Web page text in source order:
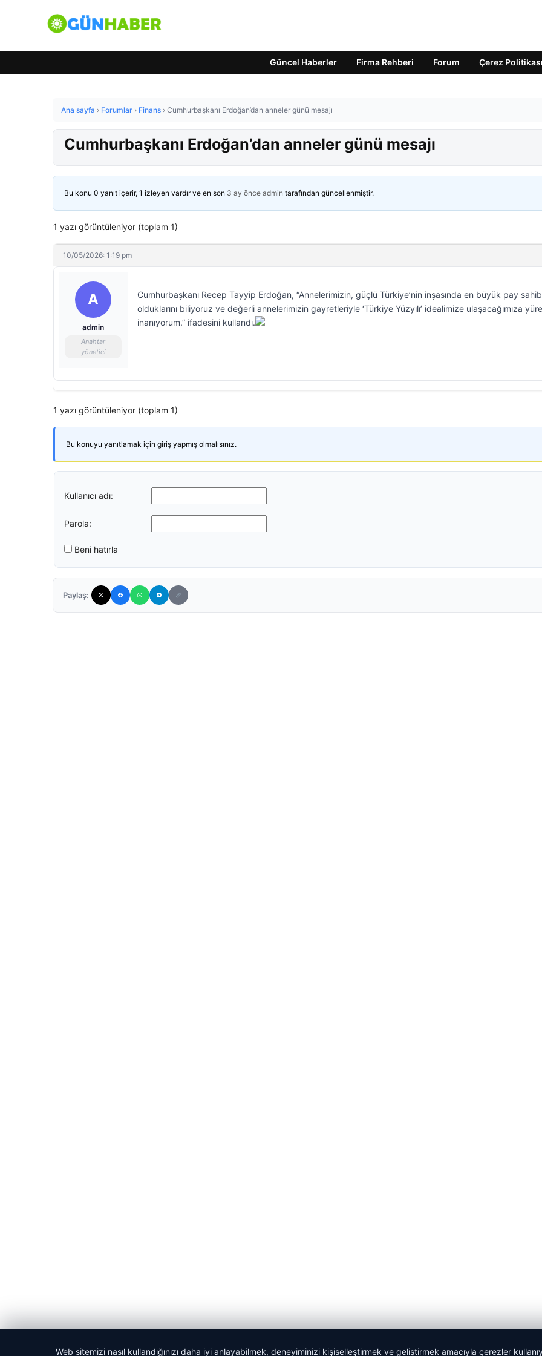
Güncel Haberler Firma Rehberi Forum Çerez Politikası
Ana sayfa › Forumlar › Finans › Cumhurbaşkanı Erdoğan’dan anneler günü mesajı
Cumhurbaşkanı Erdoğan’dan anneler günü mesajı
Bu konu 0 yanıt içerir, 1 izleyen vardır ve en son 3 ay önce admin tarafından güncellenmiştir.
1 yazı görüntüleniyor (toplam 1)
10/05/2026: 1:19 pm
A
admin
Anahtar
yönetici
Cumhurbaşkanı Recep Tayyip Erdoğan, “Annelerimizin, güçlü Türkiye’nin inşasında en büyük pay
olduklarını biliyoruz ve değerli annelerimizin gayretleriyle ‘Türkiye Yüzyılı’ idealimize ulaşacağımıza
inanıyorum.” ifadesini kullandı.
1 yazı görüntüleniyor (toplam 1)
Bu konuyu yanıtlamak için giriş yapmış olmalısınız.
Kullanıcı adı:
Parola:
Beni hatırla
Paylaş:
Web sitemizi nasıl kullandığınızı daha iyi anlayabilmek, deneyiminizi kişiselleştirmek ve geliştirmek amacıyla çerezler